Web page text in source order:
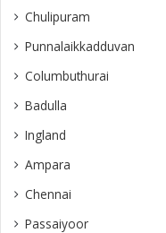
Chulipuram
Punnalaikkadduvan
Columbuthurai
Badulla
Ingland
Ampara
Chennai
Passaiyoor